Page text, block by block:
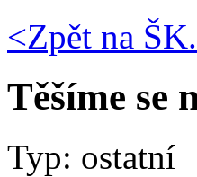
<Zpět na
Těšíme se
Typ: ostatní